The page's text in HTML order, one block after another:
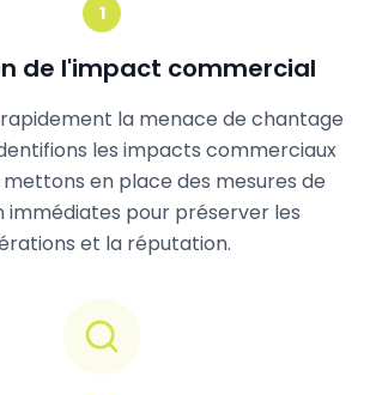
1
de l'impact commercial
rapidement la menace de chantage
les impacts commerciaux
en place des mesures de
pour préserver les
et la réputation.